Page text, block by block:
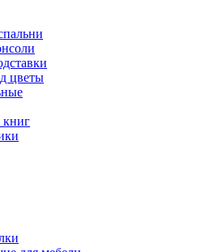
цветы
книг